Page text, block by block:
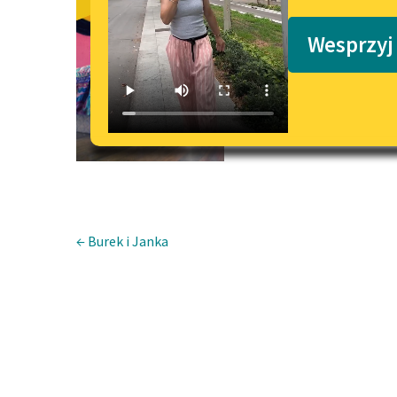
← Burek i Janka